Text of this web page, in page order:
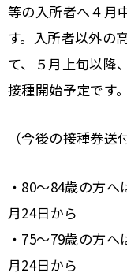
等の入所者へ４月
す。入所者以外の
て、５月上旬以降
接種開始予定です
（今後の接種券送
・80～84歳の方
月24日から
・75～79歳の方
月24日から